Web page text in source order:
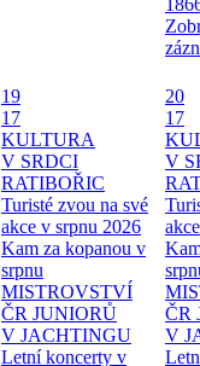
19
17
KULTURA
V SRDCI
RATIBOŘIC
Turisté zvou na své
akce v srpnu 2026
Kam za kopanou v
srpnu
MISTROVSTVÍ
ČR JUNIORŮ
V JACHTINGU
Letní koncerty v
20
17
V
ČR
V